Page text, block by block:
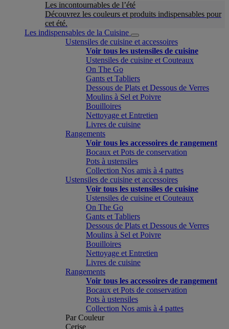
Les incontournables de l’été
Découvrez les couleurs et produits indispensables pour
cet été.
Les indispensables de la Cuisine
Ustensiles de cuisine et accessoires
Voir tous les ustensiles de cuisine
Ustensiles de cuisine et Couteaux
On The Go
Gants et Tabliers
Dessous de Plats et Dessous de Verres
Moulins à Sel et Poivre
Bouilloires
Nettoyage et Entretien
Livres de cuisine
Rangements
Voir tous les accessoires de rangement
Bocaux et Pots de conservation
Pots à ustensiles
Collection Nos amis à 4 pattes
Ustensiles de cuisine et accessoires
Voir tous les ustensiles de cuisine
Ustensiles de cuisine et Couteaux
On The Go
Gants et Tabliers
Dessous de Plats et Dessous de Verres
Moulins à Sel et Poivre
Bouilloires
Nettoyage et Entretien
Livres de cuisine
Rangements
Voir tous les accessoires de rangement
Bocaux et Pots de conservation
Pots à ustensiles
Collection Nos amis à 4 pattes
Par Couleur
Cerise